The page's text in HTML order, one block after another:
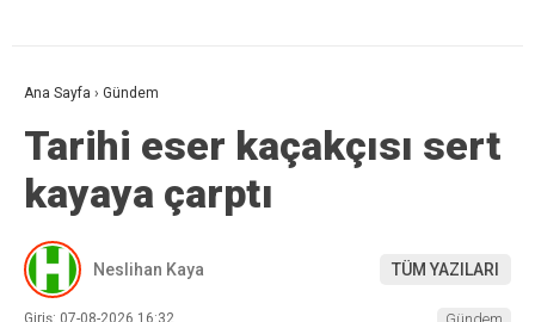
Ana Sayfa › Gündem
Tarihi eser kaçakçısı sert
kayaya çarptı
Neslihan Kaya TÜM YAZILARI